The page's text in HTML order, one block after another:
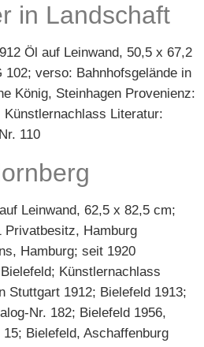
in Landschaft
Öl auf Leinwand, 50,5 x 67,2
verso: Bahnhofsgelände in
König, Steinhagen Provenienz:
Literatur:
110
Leinwand, 62,5 x 82,5 cm;
Privatbesitz, Hamburg
Hamburg; seit 1920
Künstlernachlass
Stuttgart 1912; Bielefeld 1913;
Nr. 182; Bielefeld 1956,
Bielefeld, Aschaffenburg